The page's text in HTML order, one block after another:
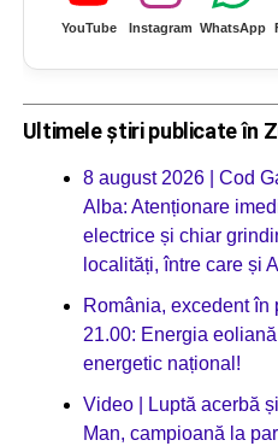
YouTube Instagram WhatsApp
Ultimele știri publicate în
8 august 2026 | Cod
Alba: Atenționare
electrice și chiar
localități, între care și
România, excedent în
21.00: Energia
energetic național!
Video | Luptă acerbă
Man, campioană la